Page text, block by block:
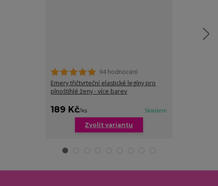
94 hodnocení
Emery třičtvrteční elastické legíny pro
plnoštíhlé ženy - více barev
189 Kč/ks Skladem
Zvolit variantu